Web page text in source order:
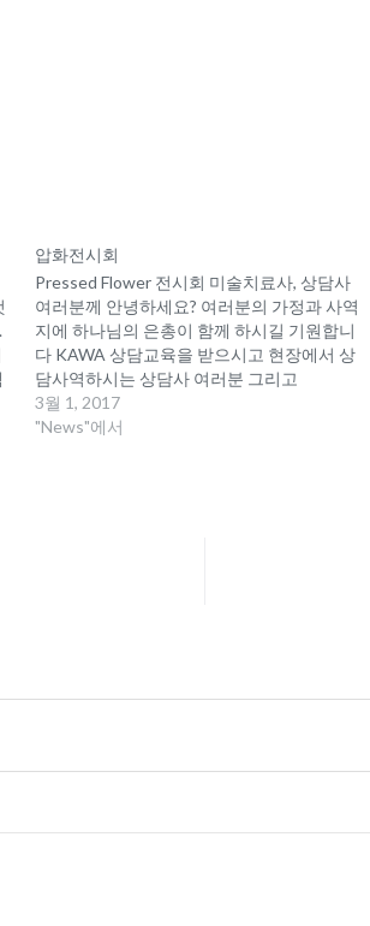
압화전시회
Pressed Flower 전시회 미술치료사, 상담사
여러분께 안녕하세요? 여러분의 가정과 사역
지에 하나님의 은총이 함께 하시길 기원합니
다 KAWA 상담교육을 받으시고 현장에서 상
담사역하시는 상담사 여러분 그리고
Emmanuel University에서 미술치료 고급반
과 전문가반을 마치시고 현장에서 활발히 사
3월 1, 2017
"News"에서